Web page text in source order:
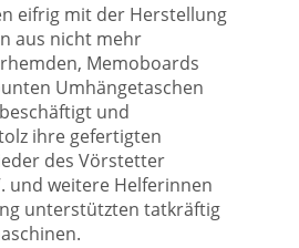
eifrig mit der Herstellung
aus nicht mehr
Memoboards
Umhängetaschen
und
ihre gefertigten
des Vörstetter
und weitere Helferinnen
unterstützten tatkräftig